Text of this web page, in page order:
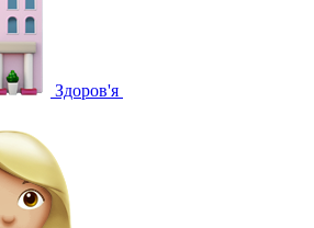
Здоров'я